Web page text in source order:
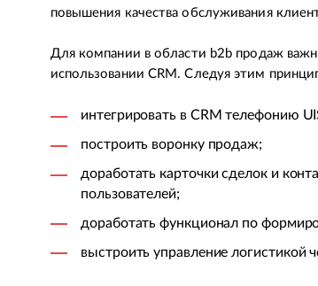
повышения качества обслуживания
Для компании в области b2b продаж
использовании CRM. Следуя этим
интегрировать в CRM телефонию
построить воронку продаж;
доработать карточки сделок и
пользователей;
доработать функционал по
выстроить управление логистикой